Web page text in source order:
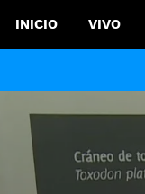
INICIO VIVO